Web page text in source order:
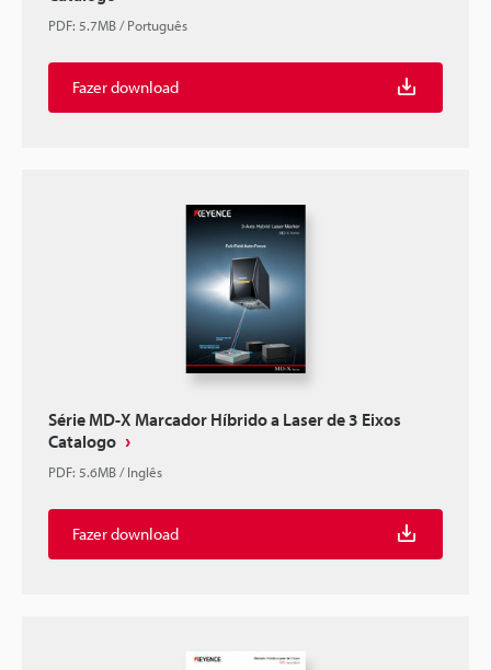
PDF: 5.7MB/Português
Fazer download
Série MD-X Marcador Híbrido a Laser de 3 Eixos
Catalogo
PDF: 5.6MB/Inglês
Fazer download